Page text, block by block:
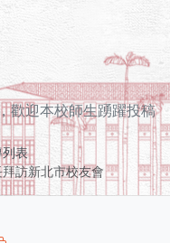
歡迎本校師生踴躍投稿
表
訪新北市校友會